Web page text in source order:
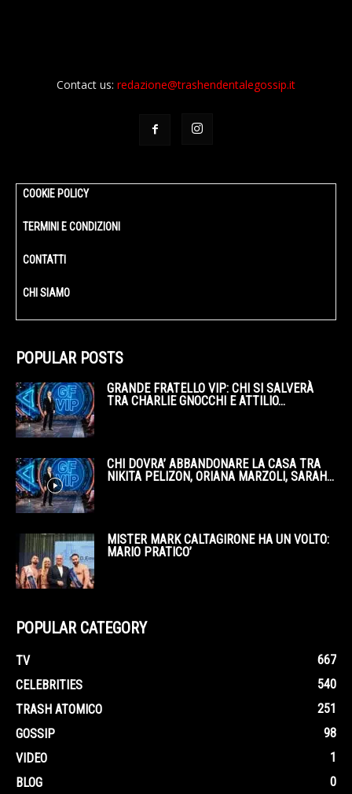
Contact us: redazione@trashendentalegossip.it
COOKIE POLICY
TERMINI E CONDIZIONI
CONTATTI
CHI SIAMO
POPULAR POSTS
GRANDE FRATELLO VIP: CHI SI SALVERÀ
TRA CHARLIE GNOCCHI E ATTILIO...
CHI DOVRA’ ABBANDONARE LA CASA TRA
NIKITA PELIZON, ORIANA MARZOLI, SARAH...
MISTER MARK CALTAGIRONE HA UN VOLTO:
MARIO PRATICO’
POPULAR CATEGORY
TV
667
CELEBRITIES
540
TRASH ATOMICO
251
GOSSIP
98
VIDEO
1
BLOG
0